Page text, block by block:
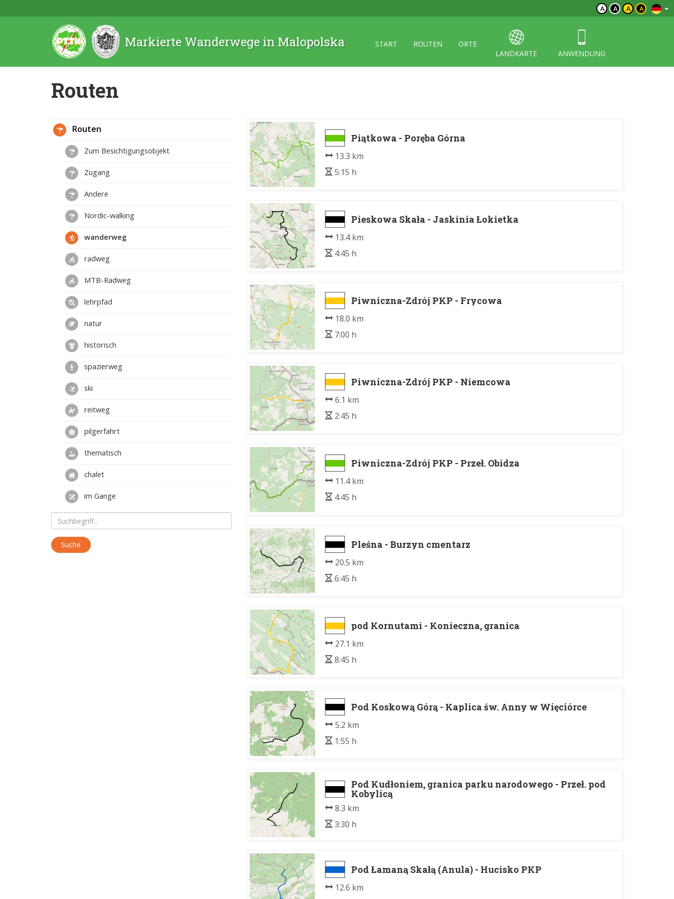
A A A A
Markierte Wanderwege in Malopolska START ROUTEN
ORTE
LANDKARTE
ANWENDUNG
Routen
Piątkowa - Poręba Górna
13.3 km
5:15 h
Pieskowa Skała - Jaskinia Łokietka
13.4 km
4:45 h
Piwniczna-Zdrój PKP - Frycowa
18.0 km
7:00 h
Piwniczna-Zdrój PKP - Niemcowa
6.1 km
2:45 h
Piwniczna-Zdrój PKP - Przeł. Obidza
11.4 km
4:45 h
Pleśna - Burzyn cmentarz
20.5 km
6:45 h
pod Kornutami - Konieczna, granica
27.1 km
8:45 h
Pod Koskową Górą - Kaplica św. Anny w Więciórce
5.2 km
1:55 h
Pod Kudłoniem, granica parku narodowego - Przeł. pod
Kobylicą
8.3 km
3:30 h
Pod Łamaną Skałą (Anula) - Hucisko PKP
12.6 km
Routen
Zum Besichtigungsobjekt
Zugang
Andere
Nordic-walking
wanderweg
radweg
MTB-Radweg
lehrpfad
natur
historisch
spazierweg
ski
reitweg
pilgerfahrt
thematisch
chalet
im Gange